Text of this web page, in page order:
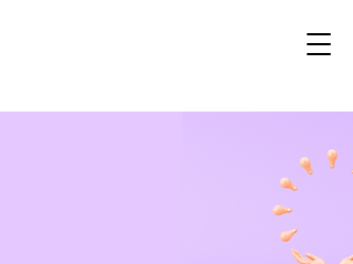
LA BOÎTE À IDÉES DU